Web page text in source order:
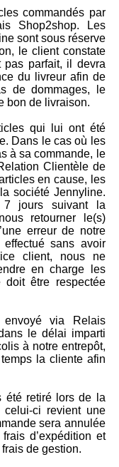
commandés par
Shop2shop. Les
sont sous réserve
le client constate
pas parfait, il devra
du livreur afin de
de dommages, le
bon de livraison.
qui lui ont été
Dans le cas où les
à sa commande, le
Clientèle de
en cause, les
société Jennyline.
7 jours suivant la
retourner le(s)
erreur de notre
sans avoir
client, nous ne
en charge les
doit être respectée
via Relais
le délai imparti
à notre entrepôt,
la cliente afin
été retiré lors de la
celui-ci revient une
sera annulée
d’expédition et
de gestion.